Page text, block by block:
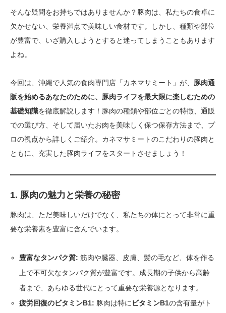
そんな疑問をお持ちではありませんか？豚肉は、私たちの食卓に
欠かせない、栄養満点で美味しい食材です。しかし、種類や部位
が豊富で、いざ購入しようとすると迷ってしまうこともあります
よね。
今回は、沖縄で人気の食肉専門店「カネマサミート」が、 豚肉通
販を始めるあなたのために、豚肉ライフを最大限に楽しむための
基礎知識を徹底解説します！豚肉の種類や部位ごとの特徴、通販
での選び方、そして届いたお肉を美味しく保つ保存方法まで、プ
ロの視点から詳しくご紹介。カネマサミートのこだわりの豚肉と
ともに、充実した豚肉ライフをスタートさせましょう！
1. 豚肉の魅力と栄養の秘密
豚肉は、ただ美味しいだけでなく、私たちの体にとって非常に重
要な栄養素を豊富に含んでいます。
豊富なタンパク質: 筋肉や臓器、皮膚、髪の毛など、体を作る
上で不可欠なタンパク質が豊富です。成長期の子供から高齢
者まで、あらゆる世代にとって重要な栄養源となります。
疲労回復のビタミンB1: 豚肉は特に ビタミンB1の含有量がト